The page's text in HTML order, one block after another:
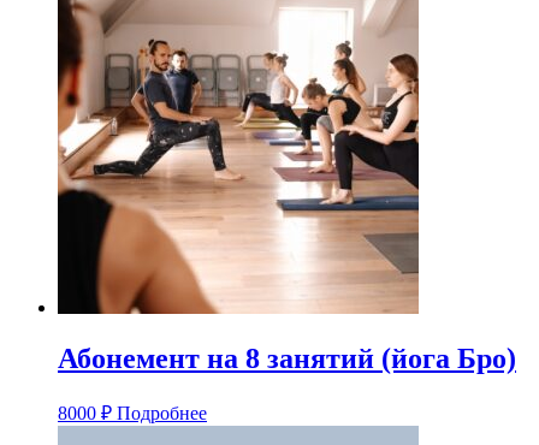
Абонемент на 8 занятий (йога Бро)
8000 ₽ Подробнее